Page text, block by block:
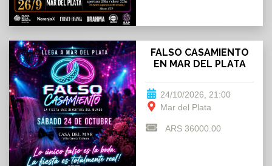
FALSO CASAMIENTO
EN MAR DEL PLATA
24/10/2026, 21:00
Mar del Plata
ARS 36000.00